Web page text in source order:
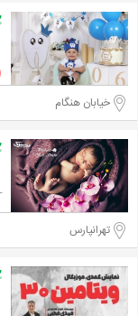
خیابان هنگام
تهرانپارس